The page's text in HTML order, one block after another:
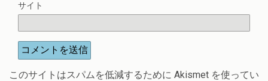
サイト
このサイトはスパムを低減するために Akismet を使ってい